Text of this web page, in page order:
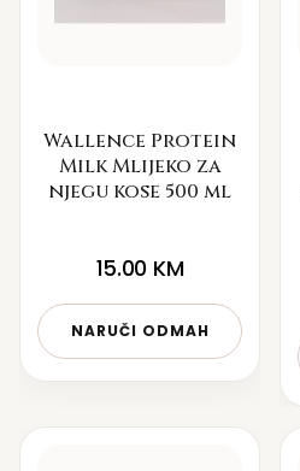
Wallence Protein
Milk Mlijeko za
njegu kose 500 ml
15.00 KM
NARUČI ODMAH